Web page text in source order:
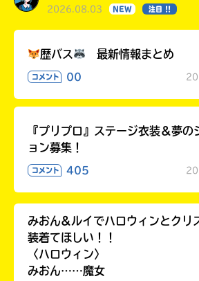
2026.08.03 NEW 注目 !!
歴バス 最新情報まとめ
コメント 00
『プリプロ』ステージ衣装＆夢の
ョン募集！
コメント 405
みおん&ルイでハロウィンとクリ
装着てほしい！！
〈ハロウィン〉
みおん……魔女